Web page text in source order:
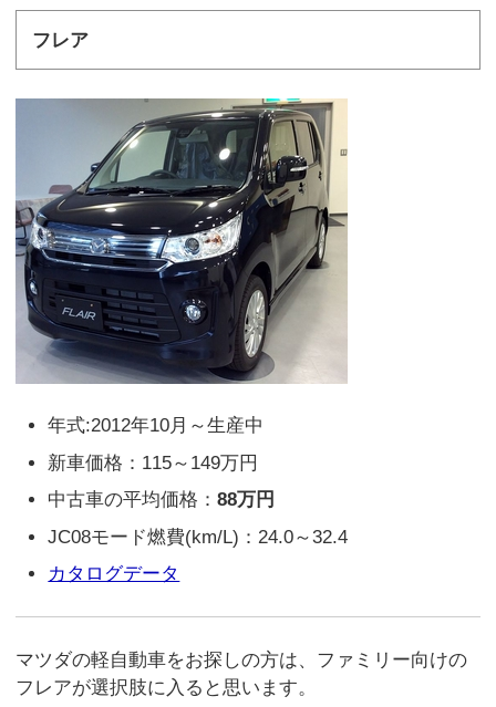
フレア
年式:2012年10月～生産中
新車価格：115～149万円
中古車の平均価格：88万円
JC08モード燃費(km/L)：24.0～32.4
カタログデータ
マツダの軽自動車をお探しの方は、ファミリー向けの
フレアが選択肢に入ると思います。